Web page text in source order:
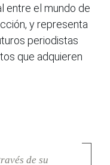
entre el mundo de
y representa
periodistas
que adquieren
de su